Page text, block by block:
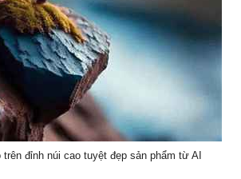
trên đỉnh núi cao tuyệt đẹp sản phẩm từ AI